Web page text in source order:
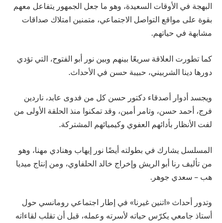
البهجة في الأوقات السعيدة، وهو ما جعل الجمهور يتفاعل معهم
بقوة على مواقع التواصل الاجتماعي، متمنين امتلاك صداقات
مشابهة في حياتهم.
كما تطورت العلاقة سريعًا بينهم وبين نور أبو الفتوح، التي تؤدي
دورها دينا الشربيني، حبيبة حسن في الأحداث.
ويجسد أدوار أصدقاء دكتور حسن كل من فدوى عابد، ناردين
فرج، أحمد حسن، وتامر أمين، وقد تمكنوا منذ الحلقة الأولى من
لفت الأنظار بأدائهم العفوي وكيميائهم المشتركة.
المسلسل يشارك في بطولته أيضًا نور إيهاب وهنادي مهنا، وهو
من تأليف رنا أبو الريش وإخراج خالد الحلفاوي، ومن إنتاج ميديا
هب – سعدي جوهر.
وتدور أحداث «اتنين غيرنا» في إطار اجتماعي رومانسي حول
أستاذ جامعي يكرّس حياته لأسرته وعمله، قبل أن تقلب لقاءاته